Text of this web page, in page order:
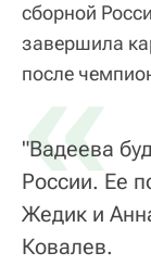
сборной
завершила
после
«
"Вадеева
России. Ее
Жедик и
Ковалев.